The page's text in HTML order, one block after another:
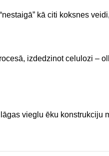
kā citi koksnes
izdedzinot celulozi –
vieglu ēku konstrukciju